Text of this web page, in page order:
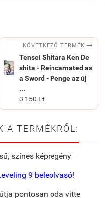
KÖVETKEZŐ TERMÉK 
Tensei Shitara Ken De
shita - Reincarnated as
a Sword - Penge az új
...
3 150 Ft
A TERMÉKRŐL:
színes képregény
9 beleolvasó!
pontosan oda vitte